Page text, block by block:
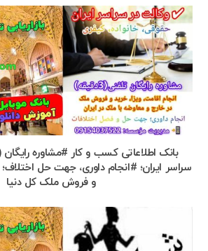
سراسر ایران؛ #انجام داوری، جهت حل
و فروش ملک کل دنیا